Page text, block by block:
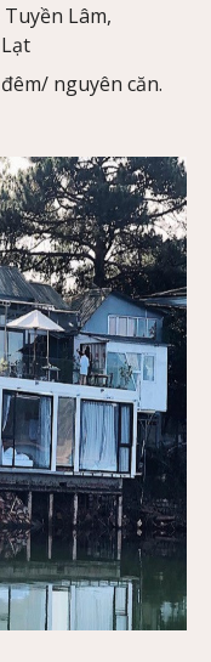
Lâm,
nguyên căn.